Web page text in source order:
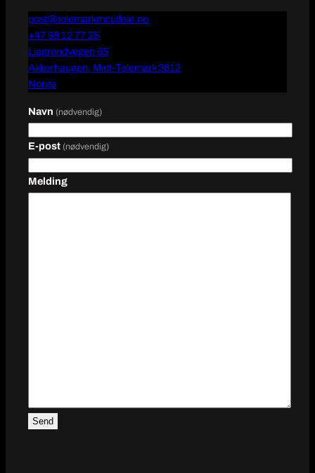
post@telemarkmcutleie.no
+47 98 12 77 25
Liagrendvegen 65
Akkerhaugen, Midt-Telemark3812
Norge
Navn (nødvendig)
E-post (nødvendig)
Melding
Send